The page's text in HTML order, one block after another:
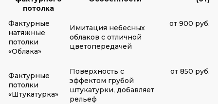
потолка
Фактурные
натяжные
потолки
«Облака»
Имитация небесных
облаков с отличной
цветопередачей
от 900 руб.
Фактурные
потолки
«Штукатурка»
Поверхность с
эффектом грубой
штукатурки, добавляет
рельеф
от 850 руб.